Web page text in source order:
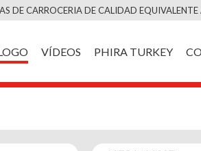
Saltar
contenido
DE CARROCERIA DE CALIDAD EQUIVALENTE
VÍDEOS PHIRA TURKEY